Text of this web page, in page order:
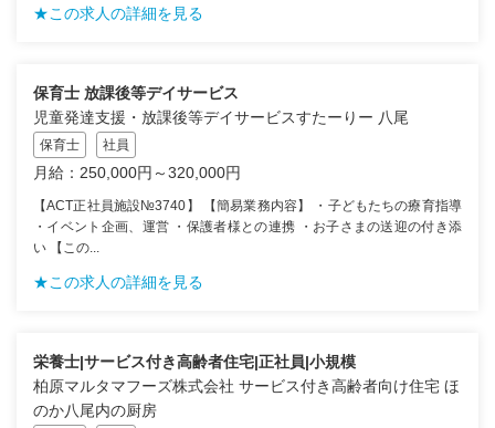
★この求人の詳細を見る
保育士 放課後等デイサービス
児童発達支援・放課後等デイサービスすたーりー 八尾
保育士 社員
月給：250,000円～320,000円
【ACT正社員施設№3740】 【簡易業務内容】 ・子どもたちの療育指導
・イベント企画、運営 ・保護者様との連携 ・お子さまの送迎の付き添
い 【この...
★この求人の詳細を見る
栄養士|サービス付き高齢者住宅|正社員|小規模
柏原マルタマフーズ株式会社 サービス付き高齢者向け住宅 ほ
のか八尾内の厨房